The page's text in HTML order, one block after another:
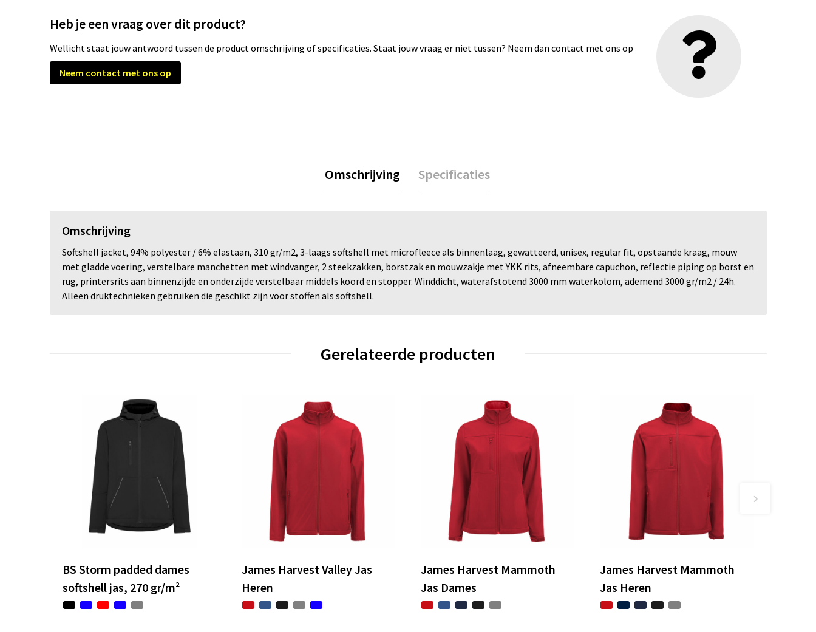
Heb je een vraag over dit product?
Wellicht staat jouw antwoord tussen de product omschrijving of specificaties. Staat jouw vraag er niet tussen? Neem dan contact met ons op
Neem contact met ons op
Omschrijving Specificaties
Omschrijving
Softshell jacket, 94% polyester / 6% elastaan, 310 gr/m2, 3-laags softshell met microfleece als binnenlaag, gewatteerd, unisex, regular fit, opstaande kraag, mouw
met gladde voering, verstelbare manchetten met windvanger, 2 steekzakken, borstzak en mouwzakje met YKK rits, afneembare capuchon, reflectie piping op borst en
rug, printersrits aan binnenzijde en onderzijde verstelbaar middels koord en stopper. Winddicht, waterafstotend 3000 mm waterkolom, ademend 3000 gr/m2 / 24h.
Alleen druktechnieken gebruiken die geschikt zijn voor stoffen als softshell.
Gerelateerde producten
BS Storm padded dames
softshell jas, 270 gr/m²
James Harvest Valley Jas
Heren
James Harvest Mammoth
Jas Dames
James Harvest Mammoth
Jas Heren